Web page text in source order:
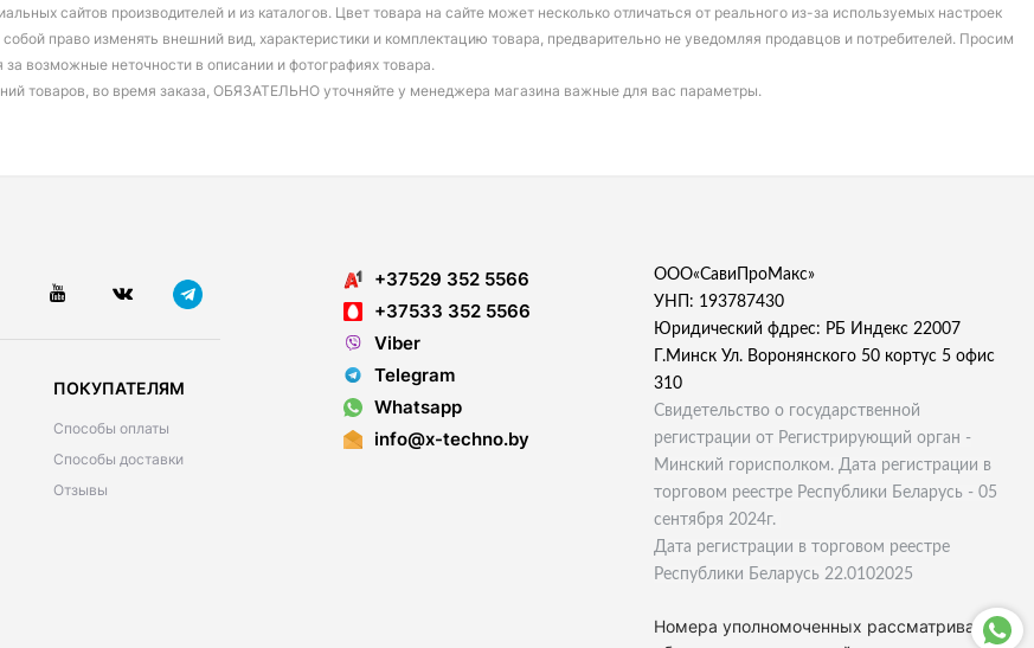
сайтов производителей и из каталогов. Цвет товара на сайте может несколько отличаться от реального из-за используемых настроек
право изменять внешний вид, характеристики и комплектацию товара, предварительно не уведомляя продавцов и потребителей. Просим
возможные неточности в описании и фотографиях товара.
товаров, во время заказа, ОБЯЗАТЕЛЬНО уточняйте у менеджера магазина важные для вас параметры.
ПОКУПАТЕЛЯМ
Способы оплаты
Способы доставки
Отзывы
+37529 352 5566
+37533 352 5566
Viber
Telegram
Whatsapp
info@x-techno.by
ООО«СавиПроМакс»
УНП: 193787430
Юридический фдрес: РБ Индекс 22007
Г.Минск Ул. Воронянского 50 кортус 5 офис
310
Свидетельство о государственной
регистрации от Регистрирующий орган -
Минский горисполком. Дата регистрации в
торговом реестре Республики Беларусь - 05
сентября 2024г.
Дата регистрации в торговом реестре
Республики Беларусь 22.0102025
Номера уполномоченных рассматривать